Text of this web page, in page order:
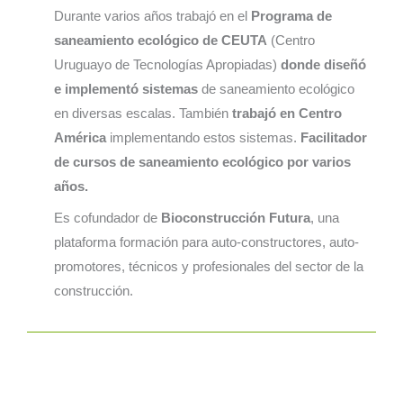
Durante varios años trabajó en el Programa de
saneamiento ecológico de CEUTA (Centro
Uruguayo de Tecnologías Apropiadas) donde diseñó
e implementó sistemas de saneamiento ecológico
en diversas escalas. También trabajó en Centro
América implementando estos sistemas. Facilitador
de cursos de saneamiento ecológico por varios
años.
Es cofundador de Bioconstrucción Futura, una
plataforma formación para auto-constructores, auto-
promotores, técnicos y profesionales del sector de la
construcción.